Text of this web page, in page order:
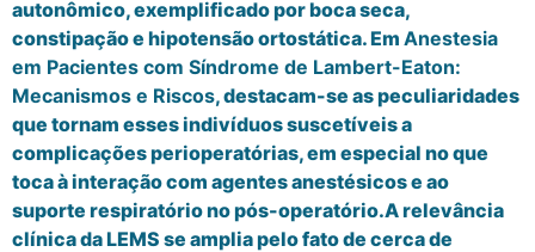
autonômico, exemplificado por boca seca,
constipação e hipotensão ortostática. Em Anestesia
em Pacientes com Síndrome de Lambert-Eaton:
Mecanismos e Riscos, destacam-se as peculiaridades
que tornam esses indivíduos suscetíveis a
complicações perioperatórias, em especial no que
toca à interação com agentes anestésicos e ao
suporte respiratório no pós-operatório.A relevância
clínica da LEMS se amplia pelo fato de cerca de